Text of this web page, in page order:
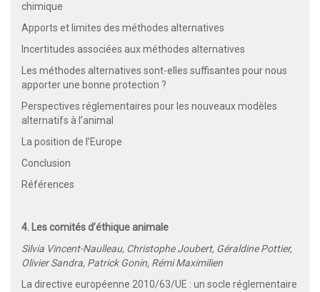
chimique
Apports et limites des méthodes alternatives
Incertitudes associées aux méthodes alternatives
Les méthodes alternatives sont-elles suffisantes pour nous
apporter une bonne protection ?
Perspectives réglementaires pour les nouveaux modèles
alternatifs à l’animal
La position de l’Europe
Conclusion
Références
4. Les comités d’éthique animale
Silvia Vincent-Naulleau, Christophe Joubert, Géraldine Pottier,
Olivier Sandra, Patrick Gonin, Rémi Maximilien
La directive européenne 2010/63/UE : un socle réglementaire